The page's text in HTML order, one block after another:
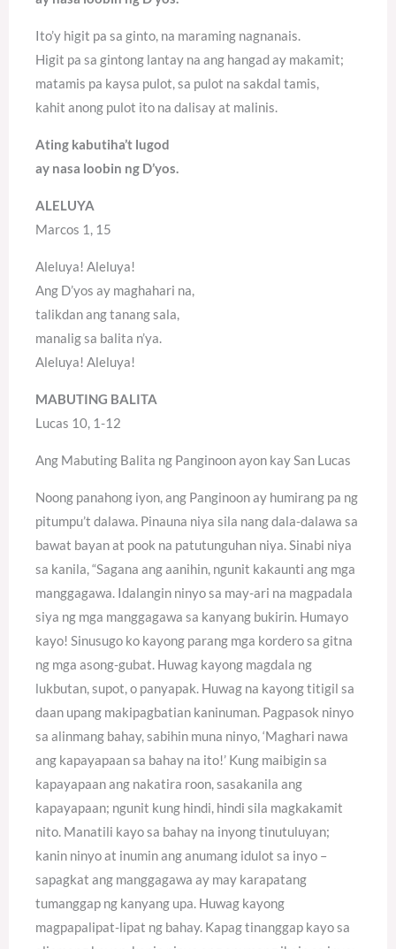
Ito’y higit pa sa ginto, na maraming nagnanais.
Higit pa sa gintong lantay na ang hangad ay makamit;
matamis pa kaysa pulot, sa pulot na sakdal tamis,
kahit anong pulot ito na dalisay at malinis.
Ating kabutiha’t lugod
ay nasa loobin ng D’yos.
ALELUYA
Marcos 1, 15
Aleluya! Aleluya!
Ang D’yos ay maghahari na,
talikdan ang tanang sala,
manalig sa balita n’ya.
Aleluya! Aleluya!
MABUTING BALITA
Lucas 10, 1-12
Ang Mabuting Balita ng Panginoon ayon kay San Lucas
Noong panahong iyon, ang Panginoon ay humirang pa ng
pitumpu’t dalawa. Pinauna niya sila nang dala-dalawa sa
bawat bayan at pook na patutunguhan niya. Sinabi niya
sa kanila, “Sagana ang aanihin, ngunit kakaunti ang mga
manggagawa. Idalangin ninyo sa may-ari na magpadala
siya ng mga manggagawa sa kanyang bukirin. Humayo
kayo! Sinusugo ko kayong parang mga kordero sa gitna
ng mga asong-gubat. Huwag kayong magdala ng
lukbutan, supot, o panyapak. Huwag na kayong titigil sa
daan upang makipagbatian kaninuman. Pagpasok ninyo
sa alinmang bahay, sabihin muna ninyo, ‘Maghari nawa
ang kapayapaan sa bahay na ito!’ Kung maibigin sa
kapayapaan ang nakatira roon, sasakanila ang
kapayapaan; ngunit kung hindi, hindi sila magkakamit
nito. Manatili kayo sa bahay na inyong tinutuluyan;
kanin ninyo at inumin ang anumang idulot sa inyo –
sapagkat ang manggagawa ay may karapatang
tumanggap ng kanyang upa. Huwag kayong
magpapalipat-lipat ng bahay. Kapag tinanggap kayo sa